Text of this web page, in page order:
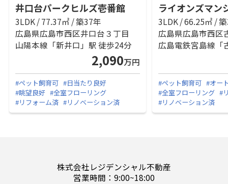
井口台パークヒルズ壱番館
3LDK / 77.37㎡ / 築37年
広島県広島市西区井口台３丁目
山陽本線「新井口」駅 徒歩24分
2,090万円
#ペット飼育可 #日当たり良好
#眺望良好 #全室フローリング
#リフォーム済 #リノベーション済
3LDK / 66.25㎡ /
広島県広島市西区
#ペット飼育可 #オー
#全室フローリング #
#リノベーション済
株式会社レジデンシャル不動産
営業時間：9:00~18:00